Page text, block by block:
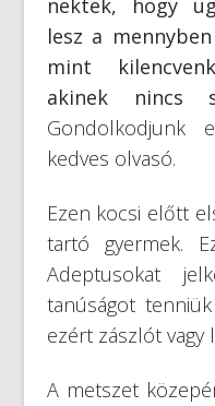
nektek, hogy
lesz a
mint
akinek nincs
Gondolkodjunk
kedves olvasó.
Ezen kocsi előtt
tartó gyermek.
Adeptusokat
tanúságot
ezért zászlót
A metszet